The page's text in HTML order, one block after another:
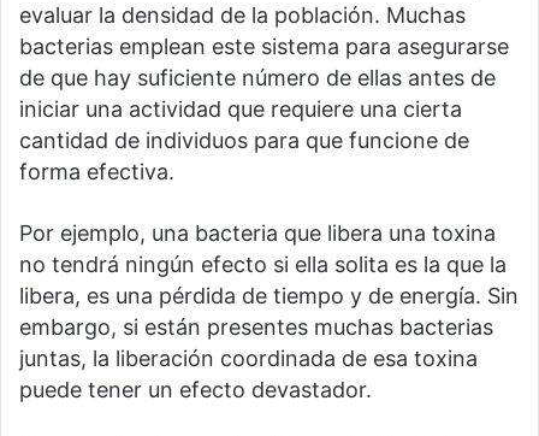
evaluar la densidad de la población. Muchas
bacterias emplean este sistema para asegurarse
de que hay suficiente número de ellas antes de
iniciar una actividad que requiere una cierta
cantidad de individuos para que funcione de
forma efectiva.
Por ejemplo, una bacteria que libera una toxina
no tendrá ningún efecto si ella solita es la que la
libera, es una pérdida de tiempo y de energía. Sin
embargo, si están presentes muchas bacterias
juntas, la liberación coordinada de esa toxina
puede tener un efecto devastador.